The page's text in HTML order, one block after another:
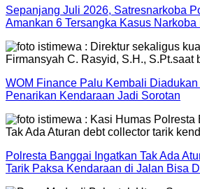
Sepanjang Juli 2026, Satresnarkoba
Amankan 6 Tersangka Kasus
WOM Finance Palu Kembali
Penarikan Kendaraan Jadi Sorotan
Polresta Banggai Ingatkan Tak Ada
Tarik Paksa Kendaraan di Jalan Bisa